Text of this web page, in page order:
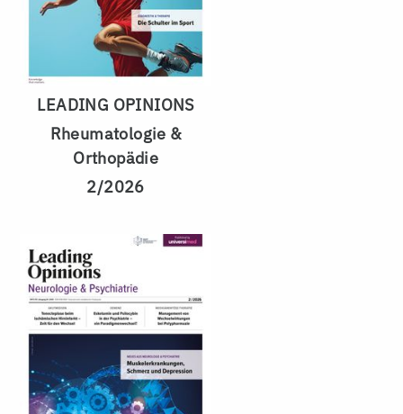
LEADING OPINIONS
Rheumatologie &
Orthopädie
2/2026